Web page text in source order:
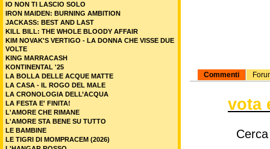
Commenti
vota
IO NON TI LASCIO SOLO
IRON MAIDEN: BURNING AMBITION
JACKASS: BEST AND LAST
KILL BILL: THE WHOLE BLOODY AFFAIR
KIM NOVAK'S VERTIGO - LA DONNA CHE VISSE DUE
VOLTE
KING MARRACASH
KONTINENTAL '25
LA BOLLA DELLE ACQUE MATTE
LA CASA - IL ROGO DEL MALE
LA CRONOLOGIA DELL’ACQUA
LA FESTA E' FINITA!
L'AMORE CHE RIMANE
L'AMORE STA BENE SU TUTTO
LE BAMBINE
LE TIGRI DI MOMPRACEM (2026)